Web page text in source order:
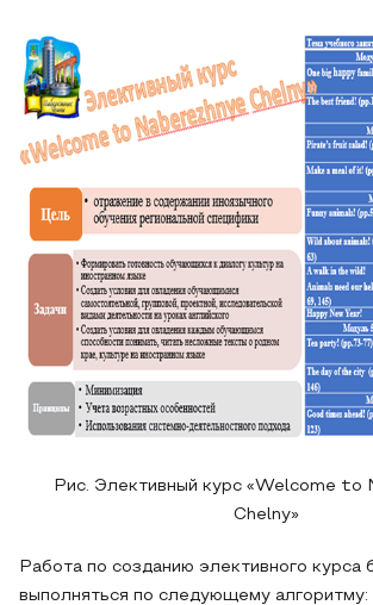
Рис. Элективный курс «Welcome to
Chelny»
Работа по созданию элективного курса
выполняться по следующему алгоритму: